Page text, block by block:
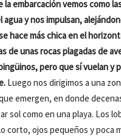
la embarcación vemos como
y nos impulsan,
hace más chica en el
de unas rocas plagadas de
pero que sí vuelan y
Luego nos dirigimos a una
emergen, en donde
sol como en una playa. Los
corto, ojos pequeños y poca